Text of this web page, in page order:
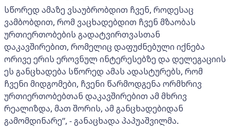
სწორედ ამაზე ვსაუბრობდით ჩვენ, როდესაც
ვამბობდით, რომ ვაცხადებდით ჩვენ მზაობას
ურთიერთობების გადატვირთვასთან
დაკავშირებით, რომელიც დაფუძნებული იქნება
ორივე ერის ეროვნულ ინტერესებზე და დელეგაციის
ეს განცხადება სწორედ ამას ადასტურებს, რომ
ჩვენი მიდგომები, ჩვენი წარმოდგენა ორმხრივ
ურთიერთობებთან დაკავშირებით ამ მხრივ
რეალიზდა, მათ შორის, ამ განცხადებიდან
გამომდინარე”, - განაცხადა პაპუაშვილმა.